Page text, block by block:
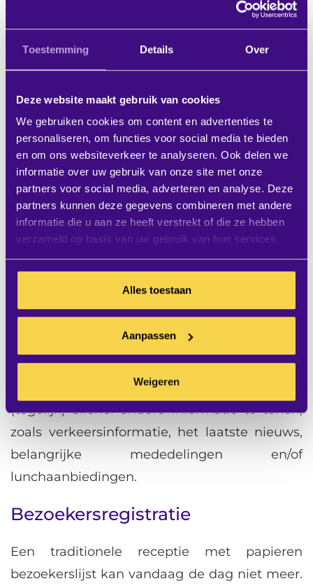
Toestemming Details Over
Deze website maakt gebruik van cookies
We gebruiken cookies om content en advertenties te
personaliseren, om functies voor social media te bieden
en om ons websiteverkeer te analyseren. Ook delen we
informatie over uw gebruik van onze site met onze
partners voor social media, adverteren en analyse. Deze
partners kunnen deze gegevens combineren met andere
informatie die u aan ze heeft verstrekt of die ze hebben
verzameld op basis van uw gebruik van hun services.
Alles toestaan
Aanpassen
Weigeren
elkaar als ze niet meer op een vaste plek
zitten? Hoe weet je welke werkplekken
wanneer schoongemaakt moeten worden?
Interactieve bewegwijzering
Met alle flexwerkers en de vele meeting
ruimtes is ook de behoefte aan wayfinding
groter. Maak Digitale bewegwijzering dan ook
Management programma. Door de Room en
Desk Booking tool te koppelen aan je
narrowcasting systeem heb je maar één
platform voor al je publieke communicatie in
en rondom je gebouw. Naast het weergeven
van route-informatie is het mogelijk om
(tegelijk) allerlei andere informatie te tonen,
zoals verkeersinformatie, het laatste nieuws,
belangrijke mededelingen en/of
lunchaanbiedingen.
Bezoekersregistratie
Een traditionele receptie met papieren
bezoekerslijst kan vandaag de dag niet meer.